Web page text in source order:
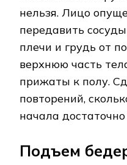
нельзя. Лицо
передавить
плечи и грудь от
верхнюю часть
прижаты к полу.
повторений,
начала
Подъем